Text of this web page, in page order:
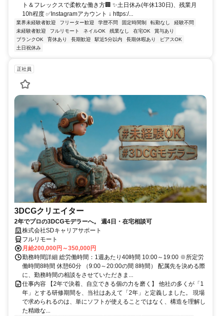
ト＆フレックスで柔軟な働き方🏢 ✨土日休み(年休130日)、残業月
10h程度 ✅Instagramアカウント ↓ https:/...
業界未経験者歓迎 フリーター歓迎 学歴不問 固定時間制 転勤なし
経験不問
未経験者歓迎
フルリモート ネイルOK 残業なし 在宅OK
賞与あり
ブランクOK
育休あり 長期歓迎 駅近5分以内 長期休暇あり
ピアスOK
土日祝休み
正社員
3DCGクリエイター
2年でプロの3DCGモデラーへ。 週4日・在宅相談可
株式会社SDキャリアサポート
フルリモート
月給200,000円～350,000円
勤務時間詳細 総労働時間：1週あたり40時間 10:00～19:00 ※所定労
働時間8時間 休憩60分 （9:00～20:00の間 8時間） 配属先を決める際
に、勤務時間の相談をさせていただきま...
仕事内容 【2年で決着、自立できる個の力を磨く】 他社の多くが「1
年」とする研修期間を、当社はあえて「2年」と定義しました。 現場
で求められるのは、単にソフトが使えることではなく、構造を理解し
た精緻な...